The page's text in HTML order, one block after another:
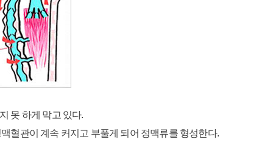
못 하게 막고 있다.
혈관이 계속 커지고 부풀게 되어 정맥류를 형성한다.